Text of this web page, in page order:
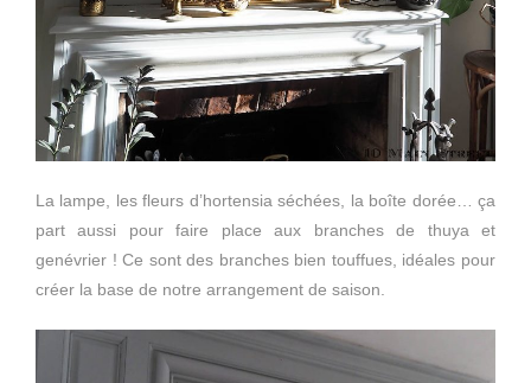
La lampe, les fleurs d’hortensia séchées, la boîte dorée… ça
part aussi pour faire place aux branches de thuya et
genévrier ! Ce sont des branches bien touffues, idéales pour
créer la base de notre arrangement de saison.